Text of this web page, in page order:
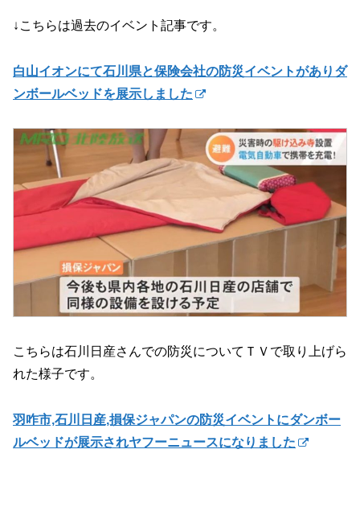
↓こちらは過去のイベント記事です。
白山イオンにて石川県と保険会社の防災イベントがありダ
ンボールベッドを展示しました
こちらは石川日産さんでの防災についてＴＶで取り上げら
れた様子です。
羽咋市,石川日産,損保ジャパンの防災イベントにダンボー
ルベッドが展示されヤフーニュースになりました